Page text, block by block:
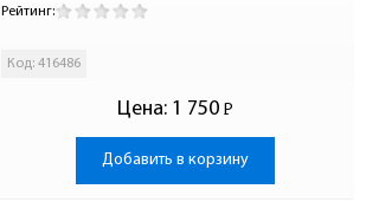
Рейтинг:
Код: 416486
Цена: 1 750 Р
-
Добавить в корзину